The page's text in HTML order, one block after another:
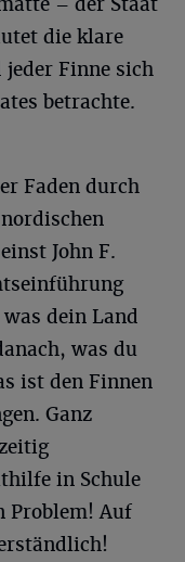
die klare
Finne sich
betrachte.
Faden durch
John F.
dein Land
was du
ist den Finnen
Ganz
in Schule
Problem! Auf